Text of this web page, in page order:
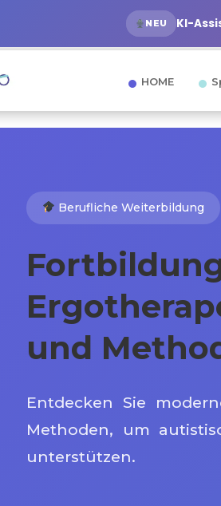
NEU KI-
HOME
Berufliche Weiterbildung
und
Entdecken Sie
Methoden, um
unterstützen.